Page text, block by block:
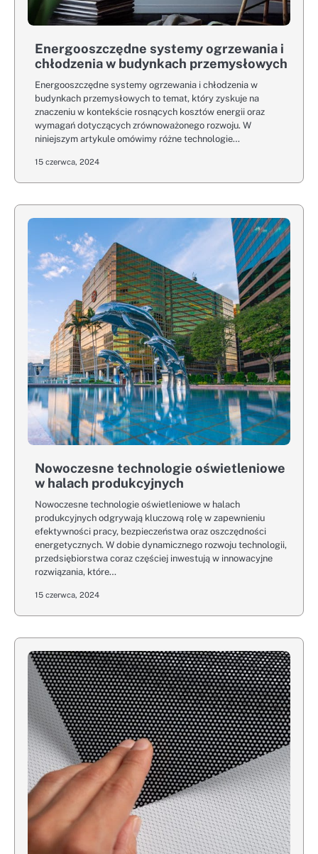
Energooszczędne systemy ogrzewania i
chłodzenia w budynkach przemysłowych
Energooszczędne systemy ogrzewania i chłodzenia w
budynkach przemysłowych to temat, który zyskuje na
znaczeniu w kontekście rosnących kosztów energii oraz
wymagań dotyczących zrównoważonego rozwoju. W
niniejszym artykule omówimy różne technologie…
15 czerwca, 2024
Nowoczesne technologie oświetleniowe
w halach produkcyjnych
Nowoczesne technologie oświetleniowe w halach
produkcyjnych odgrywają kluczową rolę w zapewnieniu
efektywności pracy, bezpieczeństwa oraz oszczędności
energetycznych. W dobie dynamicznego rozwoju technologii,
przedsiębiorstwa coraz częściej inwestują w innowacyjne
rozwiązania, które…
15 czerwca, 2024